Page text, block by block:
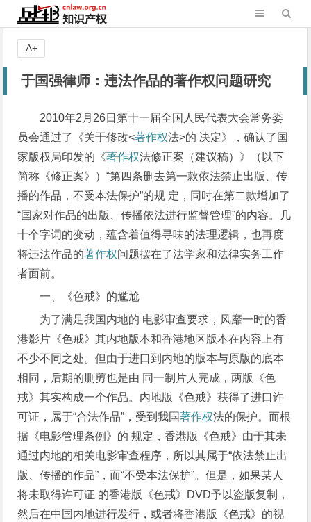
于国强律师：违法作品的著作权问题研究
2010年2月26日第十一届全国人民代表大会常务委
员会通过了《关于修改<著作权法>的 决定》，确认了国
家版权局印发的《著作权法修正案（建议稿）》（以下
简称《修正案》）“第四条删去第一款依法禁止出版、传
播的作品，不受本法保护”的规 定，同时在第二款增加了
“国家对作品的出版、传播依法进行监督管理”的内容。几
十个字词的变动，蕴含着值得寻味的法理逻辑，也再度
将违法作品的著作权问题摆在了法学家和法律实务工作
者面前。
一、《色戒》的尴尬
为了满足我国内地的 电影审查要求，风靡一时的香
港影片《色戒》其内地版本和香港地区版本在内容上有
不少不同之处。但由于进口到内地的版本与原版的底本
相同，后期的删剪也是由 同一制片人完成，两版《色
戒》其实构成一个作品。内地版《色戒》获得了进口许
可证，属于“合法作品”，受到我国著作权法的保护。而根
据《电影管理条例》的 规定，香港版《色戒》由于其未
通过内地的相关电影审查程序，所以其属于“依法禁止出
版、传播的作品”，而“不受本法保护”。但是，如果某人
将未取得许可证 的香港版《色戒》DVD予以盗版复制，
然后在中国内地进行发行，或者将香港版《色戒》的视
A+